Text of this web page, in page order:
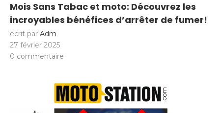
Mois Sans Tabac et moto: Découvrez les
incroyables bénéfices d’arrêter de fumer!
écrit par Adm
27 février 2025
0 commentaire